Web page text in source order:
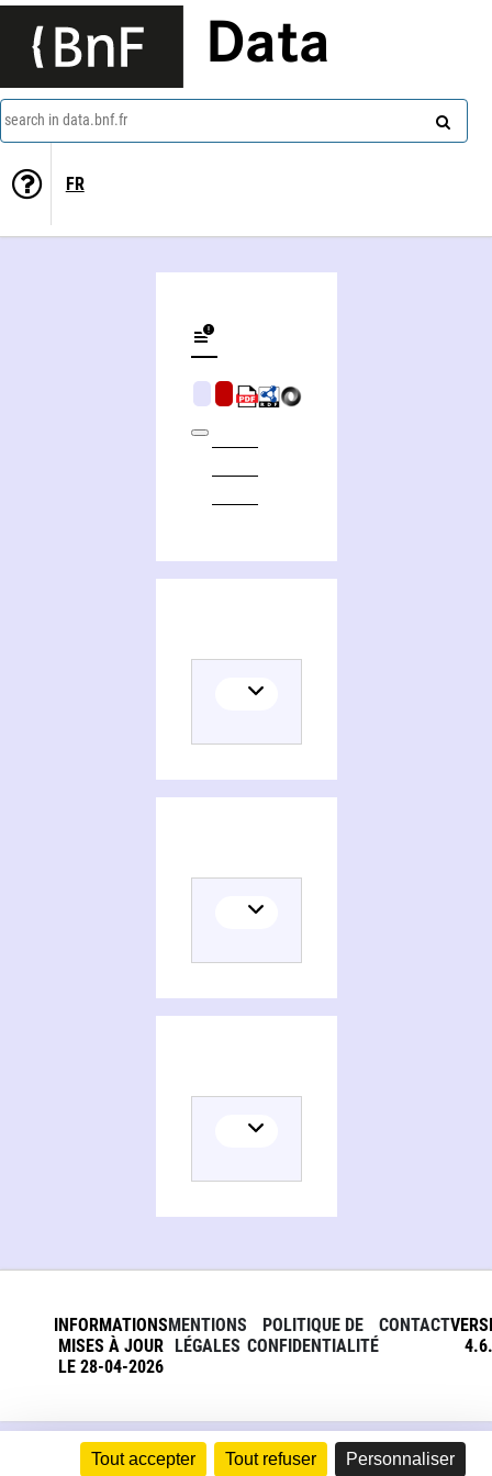
Tout accepter Tout refuser Personnaliser
Data
search in data.bnf.fr
FR
INFORMATIONS
MISES À JOUR
LE 28-04-2026
MENTIONS
LÉGALES
POLITIQUE DE
CONFIDENTIALITÉ
CONTACT